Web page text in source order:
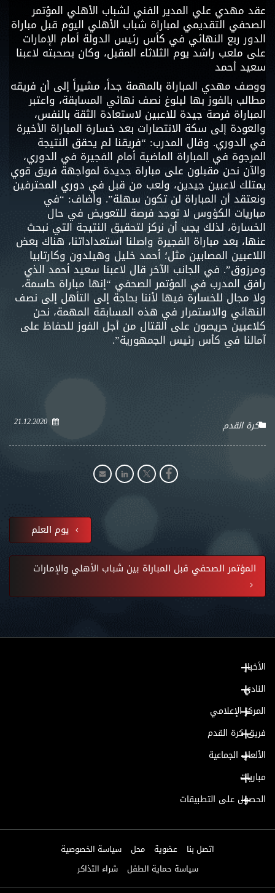
عقد مهدي علي المدير الفني لشباب الأهلي المؤتمر
الصحفي التقديمي لمباراة شباب الأهلي اليوم قبل مباراة
الدور ربع النهائي في كأس رئيس الدولة أمام الإمارات
على ملعب راشد يوم الثلاثاء المقبل، وكان بصحبته لاعبنا
سعيد أحمد
ووصف مهدي المباراة بالمهمة جداً، مشيراً إلى أن فريقه
مطالب بالفوز بها لبلوغ نصف نهائي المسابقة، واعتبر
المباراة فرصة جيدة للاعبين لاستعادة الثقة بالنفس،
والعودة إلى سكة الانتصارات بعد خسارة المباراة الأخيرة
في الدوري. وقال المدرب: “فريقنا لم يحقق النتيجة
المرجوة في المباراة الماضية أمام الفجيرة في الدوري،
والآن نحن مقبلون على مباراة جديدة لمواجهة فريق قوي
يمتلك لاعبين جيدين، ولعب من قبل في دوري المحترفين
ونعتقد أن المباراة لن تكون سهلة”. وأضاف: “في
مباريات الكؤوس لا توجد فرصة للتعويض في حال
الخسارة، لذلك يجب أن نركز لتحقيق النتيجة التي نبحث
عنها، بعد مباراة الفجيرة واصلنا استعداداتنا، هناك بعض
اللاعبين المصابين مثل؛ أحمد خليل وهيلدون وكارتابيا
ومرزوق”. في الجانب الآخر قال لاعبنا سعيد أحمد الذي
رافق المدرب في المؤتمر الصحفي “إنها مباراة حاسمة،
ولا مجال للخسارة فيها لأننا بحاجة إلى التأهل إلى نصف
النهائي والاستمرار في هذه المسابقة المهمة، نحن
كلاعبين حريصون على القتال من أجل الفوز للحفاظ على
آمالنا في كأس رئيس الجمهورية”.
21.12.2020 كرة القدم
يوم العلم
المؤتمر الصحفي قبل المباراة بين شباب الأهلي والإمارات
الأخبار
النادي
المركز الإعلامي
فريق كرة القدم
الألعاب الجماعية
مباريات
الحصول على التطبيقات
اتصل بنا عضوية محل سياسة الخصوصية
سياسة حماية الطفل
شراء التذاكر